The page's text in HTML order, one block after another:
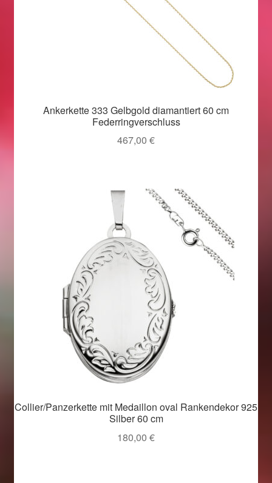
Ankerkette 333 Gelbgold diamantiert 60 cm
Federringverschluss
467,00 €
Collier/Panzerkette mit Medaillon oval Rankendekor 925
Silber 60 cm
180,00 €